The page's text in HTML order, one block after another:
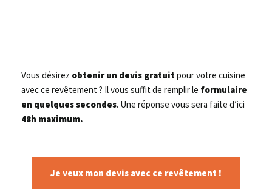
Vous désirez obtenir un devis gratuit pour votre cuisine
avec ce revêtement ? Il vous suffit de remplir le formulaire
en quelques secondes. Une réponse vous sera faite d’ici
48h maximum.
Je veux mon devis avec ce revêtement !